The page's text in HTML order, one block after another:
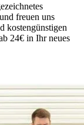
freuen uns
kostengünstigen
24€ in Ihr neues